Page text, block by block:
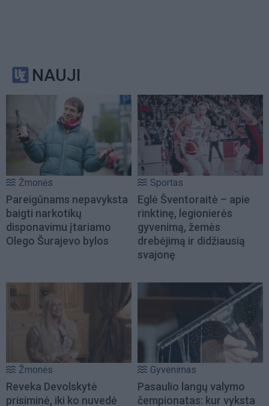
NAUJI
Žmonės
Pareigūnams nepavyksta
baigti narkotikų
disponavimu įtariamo
Olego Šurajevo bylos
Sportas
Eglė Šventoraitė – apie
rinktinę, legionierės
gyvenimą, žemės
drebėjimą ir didžiausią
svajonę
Žmonės
Reveka Devolskytė
prisiminė, iki ko nuvedė
Gyvenimas
Pasaulio langų valymo
čempionatas: kur vyksta